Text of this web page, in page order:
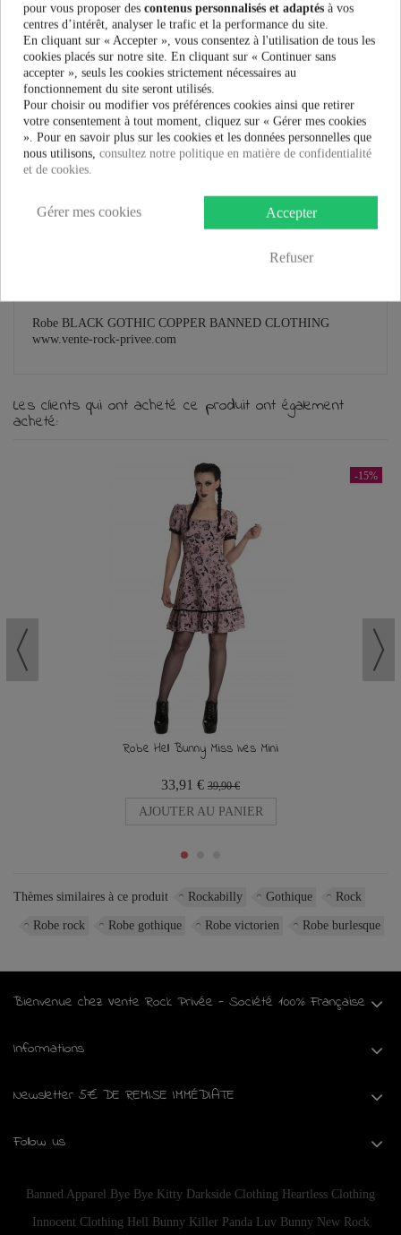
Guide des tailles
En savoir plus
Fiche technique
Robe Banned Clothing Black Gothic Copper :
Robe BLACK GOTHIC COPPER BANNED CLOTHING
www.vente-rock-privee.com
Les clients qui ont acheté ce produit ont également
acheté:
-15%
Robe Hell Bunny Miss Ives Mini
33,91 € 39,90 €
AJOUTER AU PANIER
Thèmes similaires à ce produit Rockabilly Gothique Rock
Robe rock Robe gothique Robe victorien Robe burlesque
Bienvenue chez Vente Rock Privée - Société 100% Française
Informations
Newsletter 5€ DE REMISE IMMÉDIATE
Follow us
Banned Apparel Bye Bye Kitty Darkside Clothing Heartless Clothing
Innocent Clothing Hell Bunny Killer Panda Luv Bunny New Rock
pour vous proposer des contenus personnalisés et adaptés à vos
centres d’intérêt, analyser le trafic et la performance du site.
En cliquant sur « Accepter », vous consentez à l'utilisation de tous les
cookies placés sur notre site. En cliquant sur « Continuer sans
accepter », seuls les cookies strictement nécessaires au
fonctionnement du site seront utilisés.
Pour choisir ou modifier vos préférences cookies ainsi que retirer
votre consentement à tout moment, cliquez sur « Gérer mes cookies
». Pour en savoir plus sur les cookies et les données personnelles que
nous utilisons, consultez notre politique en matière de confidentialité
et de cookies.
Accepter
Refuser
Gérer mes cookies